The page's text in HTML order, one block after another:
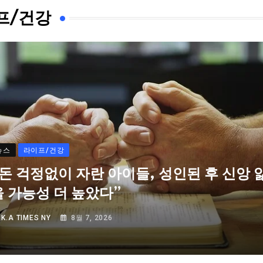
/건강
스 라이프/건강
걱정없이 자란 아이들, 성인된 후 신앙
가능성 더 높았다”
K.A TIMES NY 8월 7, 2026